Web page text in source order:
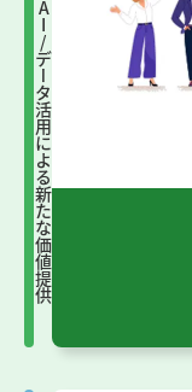
AI/データ活用による
新たな価値提供